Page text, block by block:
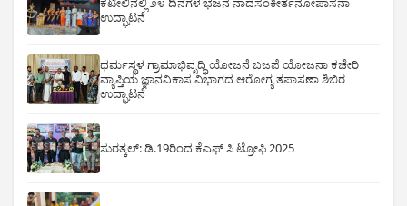
ಉದ್ಘಾಟನೆ
ಧರ್ಮಸ್ಥಳ ಗ್ರಾಮಾಭಿವೃದ್ಧಿ ಯೋಜನೆ ಬಜಪೆ ಯೋಜನಾ ಕಚೇರಿ
ವ್ಯಾಪ್ತಿಯ ಜ್ಞಾನವಿಕಾಸ ವಿಭಾಗದ ಆರೋಗ್ಯ ತಪಾಸಣಾ ಶಿಬಿರ
ಉದ್ಘಾಟನೆ
ಸುರತ್ಕಲ್: ಡಿ‌.19ರಿಂದ ಕೆಎಫ್ ಸಿ ಟ್ರೋಫಿ 2025